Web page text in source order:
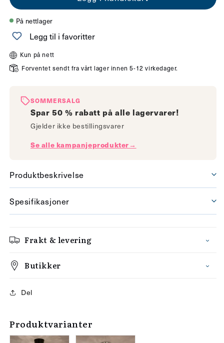
Vanja
takplafond
messing/opal
takplafond
På nettlager
Legg til i favoritter
Kun på nett
Forventet sendt fra vårt lager innen 5-12 virkedager.
SOMMERSALG
Spar 50 % rabatt på alle lagervarer!
Gjelder ikke bestillingsvarer
Se alle kampanjeprodukter→
Produktbeskrivelse
Spesifikasjoner
Frakt & levering
Butikker
Del
Produktvarianter